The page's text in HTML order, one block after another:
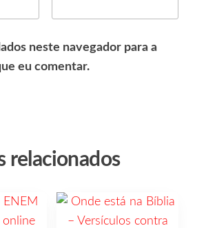
neste navegador para a
eu comentar.
relacionados